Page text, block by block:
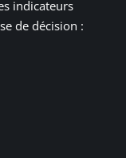
indicateurs
de décision :